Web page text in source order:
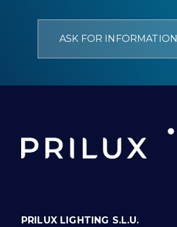
ASK FOR INFORMATION
PRILUX LIGHTING S.L.U.